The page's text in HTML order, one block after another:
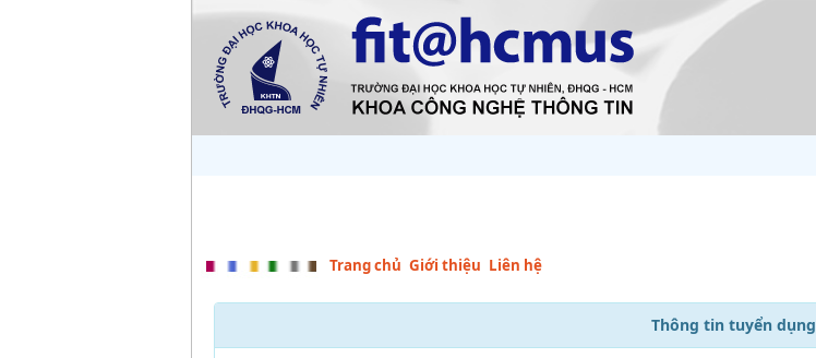
Trang chủ Giới thiệu Liên hệ
Thông tin tuyển dụng